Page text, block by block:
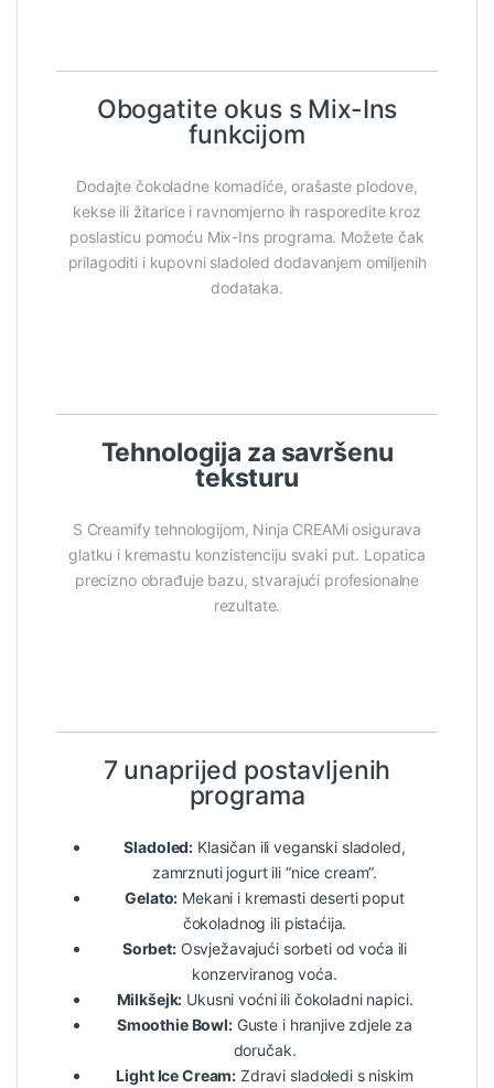
Obogatite okus s Mix-Ins
funkcijom
Dodajte čokoladne komadiće, orašaste plodove,
kekse ili žitarice i ravnomjerno ih rasporedite kroz
poslasticu pomoću Mix-Ins programa. Možete čak
prilagoditi i kupovni sladoled dodavanjem omiljenih
dodataka.
Tehnologija za savršenu
teksturu
S Creamify tehnologijom, Ninja CREAMi osigurava
glatku i kremastu konzistenciju svaki put. Lopatica
precizno obrađuje bazu, stvarajući profesionalne
rezultate.
7 unaprijed postavljenih
programa
Sladoled: Klasičan ili veganski sladoled,
zamrznuti jogurt ili “nice cream”.
Gelato: Mekani i kremasti deserti poput
čokoladnog ili pistaćija.
Sorbet:Osvježavajući sorbeti od voća ili
konzerviranog voća.
Milkšejk: Ukusni voćni ili čokoladni napici.
Smoothie Bowl:Guste i hranjive zdjele za
doručak.
Light Ice Cream: Zdravi sladoledi s niskim